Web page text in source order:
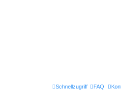
Schnellzugriff FAQ